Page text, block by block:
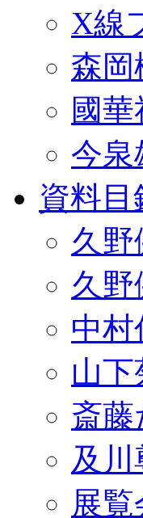
X線
森岡
國
今泉
資料目
久野
久
中村
山
斎
及
展